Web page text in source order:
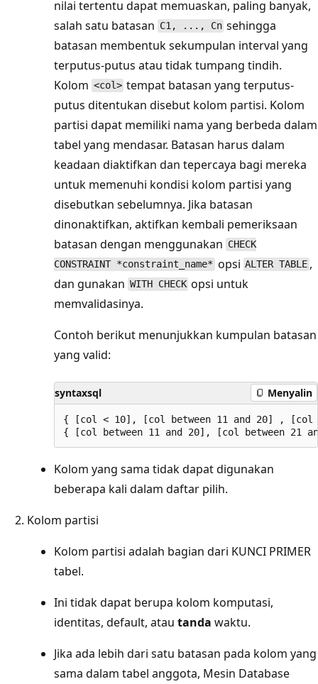
nilai tertentu dapat memuaskan, paling banyak,
salah satu batasan C1, ..., Cn sehingga
batasan membentuk sekumpulan interval yang
terputus-putus atau tidak tumpang tindih.
Kolom <col> tempat batasan yang terputus-
putus ditentukan disebut kolom partisi. Kolom
partisi dapat memiliki nama yang berbeda dalam
tabel yang mendasar. Batasan harus dalam
keadaan diaktifkan dan tepercaya bagi mereka
untuk memenuhi kondisi kolom partisi yang
disebutkan sebelumnya. Jika batasan
dinonaktifkan, aktifkan kembali pemeriksaan
batasan dengan menggunakan CHECK
CONSTRAINT *constraint_name* opsi ALTER TABLE ,
dan gunakan WITH CHECK opsi untuk
memvalidasinya.
Contoh berikut menunjukkan kumpulan batasan
yang valid:
syntaxsql Menyalin
{ [col < 10], [col between 11 and 20] ,
Kolom yang sama tidak dapat digunakan
beberapa kali dalam daftar pilih.
Kolom partisi
Kolom partisi adalah bagian dari KUNCI PRIMER
tabel.
Ini tidak dapat berupa kolom komputasi,
identitas, default, atau tanda waktu.
Jika ada lebih dari satu batasan pada kolom yang
sama dalam tabel anggota, Mesin Database